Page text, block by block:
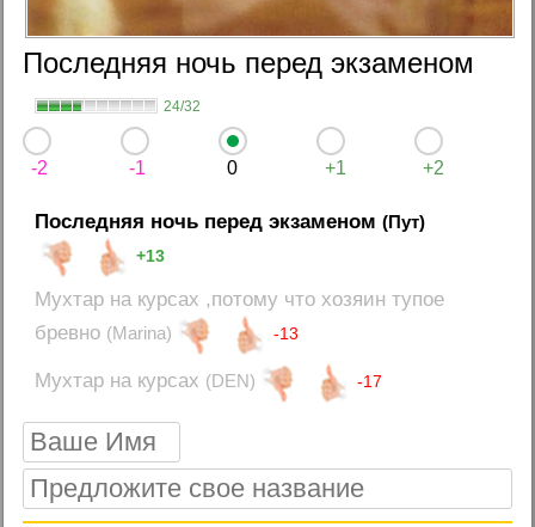
Последняя ночь перед экзаменом
24/32
-2 -1 0 +1 +2
Последняя ночь перед экзаменом(Пут)
+13
Мухтар на курсах ,потому что хозяин тупое
бревно (Marina) -13
Мухтар на курсах (DEN) -17